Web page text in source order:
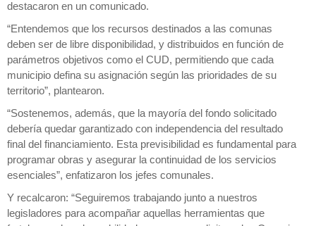
destacaron en un comunicado.
“Entendemos que los recursos destinados a las comunas
deben ser de libre disponibilidad, y distribuidos en función de
parámetros objetivos como el CUD, permitiendo que cada
municipio defina su asignación según las prioridades de su
territorio”, plantearon.
“Sostenemos, además, que la mayoría del fondo solicitado
debería quedar garantizado con independencia del resultado
final del financiamiento. Esta previsibilidad es fundamental para
programar obras y asegurar la continuidad de los servicios
esenciales”, enfatizaron los jefes comunales.
Y recalcaron: “Seguiremos trabajando junto a nuestros
legisladores para acompañar aquellas herramientas que